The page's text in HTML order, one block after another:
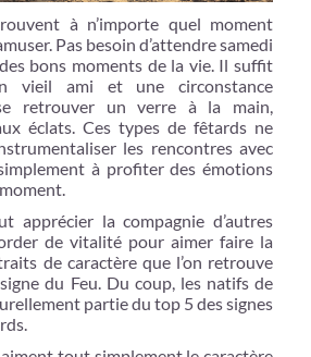
à n’importe quel moment
Pas besoin d’attendre samedi
bons moments de la vie. Il suffit
vieil ami et une circonstance
retrouver un verre à la main,
éclats. Ces types de fêtards ne
les rencontres avec
à profiter des émotions
apprécier la compagnie d’autres
de vitalité pour aimer faire la
de caractère que l’on retrouve
du Feu. Du coup, les natifs de
partie du top 5 des signes